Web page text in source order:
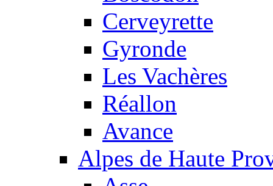
Cerveyrette
Gyronde
Les Vachères
Réallon
Avance
Alpes de Haute